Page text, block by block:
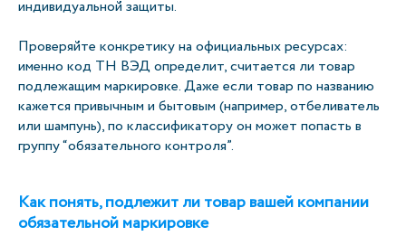
индивидуальной защиты.
Проверяйте конкретику на официальных ресурсах:
именно код ТН ВЭД определит, считается ли товар
подлежащим маркировке. Даже если товар по названию
кажется привычным и бытовым (например, отбеливатель
или шампунь), по классификатору он может попасть в
группу “обязательного контроля”.
Как понять, подлежит ли товар вашей компании
обязательной маркировке